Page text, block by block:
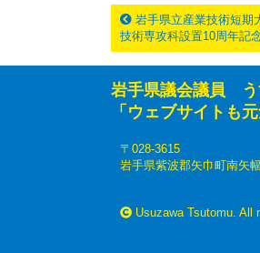
岩手県立産業技術短期
技術専攻科設置10周年記
岩手県議会議員 う
「ウェブサイトも元
〒028-3615
岩手県紫波郡矢巾町南矢
Usuzawa Tsutomu. All